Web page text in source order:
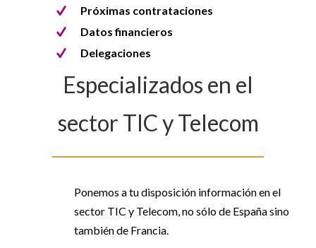
Próximas contrataciones
Datos financieros
Delegaciones
Especializados en el
sector TIC y Telecom
Ponemos a tu disposición información en el
sector TIC y Telecom, no sólo de España sino
también de Francia.